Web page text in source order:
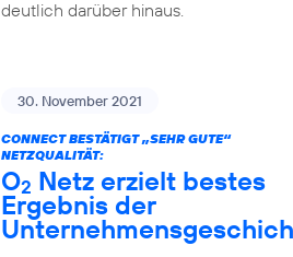
deutlich darüber hinaus.
30. November 2021
CONNECT BESTÄTIGT „SEHR GUTE“
NETZQUALITÄT:
O2 Netz erzielt bestes
Ergebnis der